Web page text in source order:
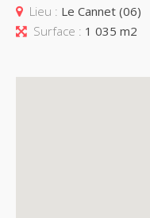
Lieu : Le Cannet (06)
Surface : 1 035 m2